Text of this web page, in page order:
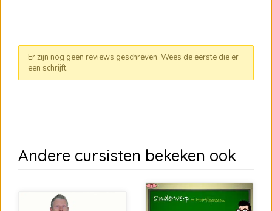
Er zijn nog geen reviews geschreven. Wees de eerste die er
een schrijft.
Andere cursisten bekeken ook